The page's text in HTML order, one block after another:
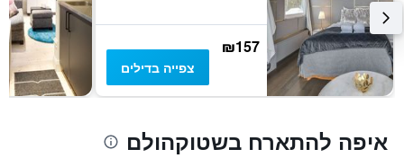
₪157
צפייה בדילים
איפה להתארח בשטוקהולם